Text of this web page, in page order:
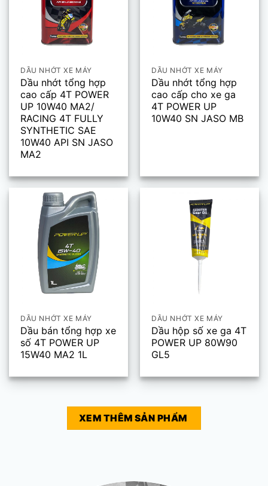
DẦU NHỚT XE MÁY
Dầu nhớt tổng hợp
cao cấp 4T POWER
UP 10W40 MA2/
RACING 4T FULLY
SYNTHETIC SAE
10W40 API SN JASO
MA2
DẦU NHỚT XE MÁY
Dầu nhớt tổng hợp
cao cấp cho xe ga
4T POWER UP
10W40 SN JASO MB
DẦU NHỚT XE MÁY
Dầu bán tổng hợp xe
số 4T POWER UP
15W40 MA2 1L
DẦU NHỚT XE MÁY
Dầu hộp số xe ga 4T
POWER UP 80W90
GL5
XEM THÊM SẢN PHẨM